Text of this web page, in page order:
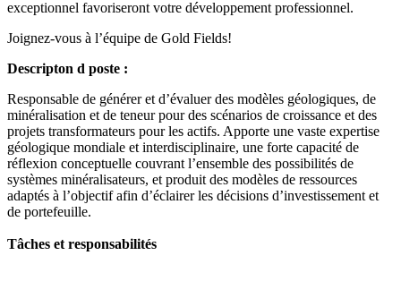
exceptionnel favoriseront votre développement professionnel.
Joignez-vous à l’équipe de Gold Fields!
Descripton d poste :
Responsable de générer et d’évaluer des modèles géologiques, de
minéralisation et de teneur pour des scénarios de croissance et des
projets transformateurs pour les actifs. Apporte une vaste expertise
géologique mondiale et interdisciplinaire, une forte capacité de
réflexion conceptuelle couvrant l’ensemble des possibilités de
systèmes minéralisateurs, et produit des modèles de ressources
adaptés à l’objectif afin d’éclairer les décisions d’investissement et
de portefeuille.
Tâches et responsabilités